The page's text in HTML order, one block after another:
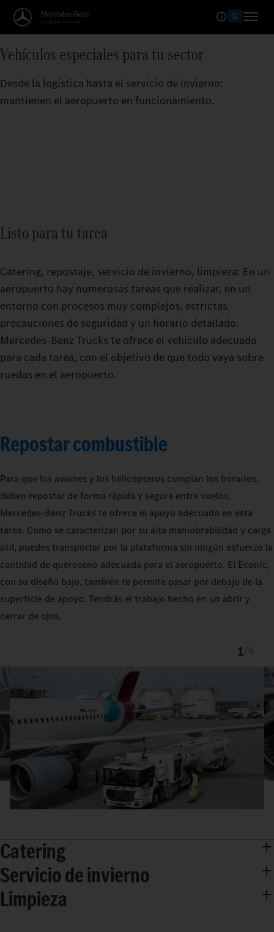
Vehículos especiales para tu sector
Desde la logística hasta el servicio de invierno:
mantienen el aeropuerto en funcionamiento.
Listo para tu tarea
Catering, repostaje, servicio de invierno, limpieza: En un
aeropuerto hay numerosas tareas que realizar, en un
entorno con procesos muy complejos, estrictas
precauciones de seguridad y un horario detallado.
Mercedes‑Benz Trucks te ofrece el vehículo adecuado
para cada tarea, con el objetivo de que todo vaya sobre
ruedas en el aeropuerto.
Repostar combustible
Para que los aviones y los helicópteros cumplan los horarios,
deben repostar de forma rápida y segura entre vuelos.
Mercedes-Benz Trucks te ofrece el apoyo adecuado en esta
tarea. Como se caracterizan por su alta maniobrabilidad y carga
útil, puedes transportar por la plataforma sin ningún esfuerzo la
cantidad de queroseno adecuada para el aeropuerto. El Econic,
con su diseño bajo, también te permite pasar por debajo de la
superficie de apoyo. Tendrás el trabajo hecho en un abrir y
cerrar de ojos.
1
Catering
Servicio de invierno
Limpieza